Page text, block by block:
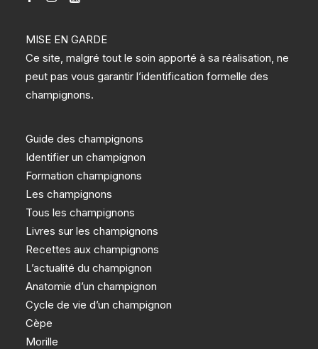
MISE EN GARDE
Ce site, malgré tout le soin apporté à sa réalisation, ne
peut pas vous garantir l’identification formelle des
champignons.
Guide des champignons
Identifier un champignon
Formation champignons
Les champignons
Tous les champignons
Livres sur les champignons
Recettes aux champignons
L’actualité du champignon
Anatomie d’un champignon
Cycle de vie d’un champignon
Cèpe
Morille